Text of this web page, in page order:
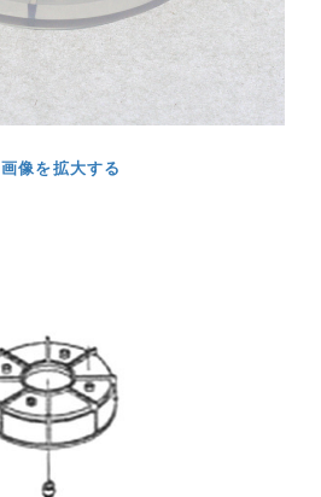
画像を拡大する